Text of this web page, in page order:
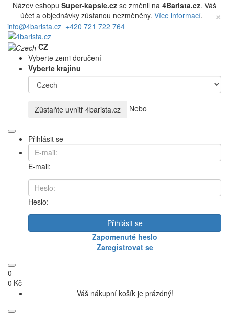
Název eshopu Super-kapsle.cz se změnil na 4Barista.cz. Váš
účet a objednávky zůstanou nezměněny. Více informací. ×
info@4barista.cz +420 721 722 764
CZ
Vyberte zemi doručení
Vyberte krajinu
Zůstaňte uvnitř 4barista.cz Nebo
Přihlásit se
E-mail:
Heslo:
Přihlásit se
Zapomenuté heslo
Zaregistrovat se
0
0 Kč
Váš nákupní košík je prázdný!